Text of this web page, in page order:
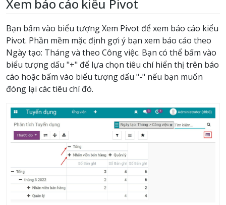
Xem báo cáo kiểu Pivot
Bạn bấm vào biểu tượng Xem Pivot để xem báo cáo kiểu
Pivot. Phần mềm mặc định gợi ý bạn xem báo cáo theo
Ngày tạo: Tháng và theo Công việc. Bạn có thể bấm vào
biểu tượng dấu "+" để lựa chọn tiêu chí hiển thị trên báo
cáo hoặc bấm vào biểu tượng dấu "-" nếu bạn muốn
đóng lại các tiêu chí đó.